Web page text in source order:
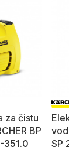
za čistu
BP
351.0
SP